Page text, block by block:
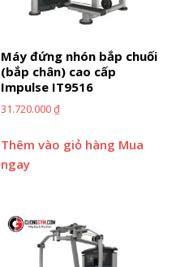
Máy đứng nhón bắp chuối
(bắp chân) cao cấp
Impulse IT9516
31.720.000₫
Thêm vào giỏ hàng Mua
ngay